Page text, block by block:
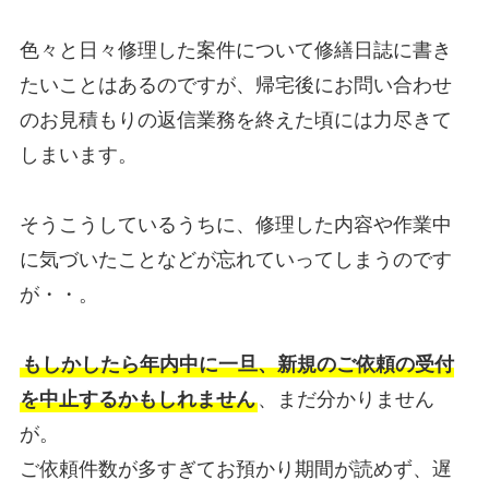
色々と日々修理した案件について修繕日誌に書き
たいことはあるのですが、帰宅後にお問い合わせ
のお見積もりの返信業務を終えた頃には力尽きて
しまいます。
そうこうしているうちに、修理した内容や作業中
に気づいたことなどが忘れていってしまうのです
が・・。
もしかしたら年内中に一旦、新規のご依頼の受付
を中止するかもしれません、まだ分かりません
が。
ご依頼件数が多すぎてお預かり期間が読めず、遅